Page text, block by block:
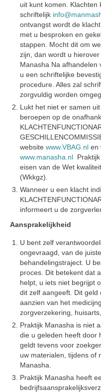
uit kunt komen. Klachten
schriftelijk
ontvangst wordt de
met u besproken en
stappen. Mocht dit om
zijn, dan wordt u
Manasha Na afhandelen
u een schriftelijke
procedure. Alles zal
zorgvuldig worden
Lukt het niet er samen
beroepen op de
website www.VBAG.nl en
www.manasha.nl
eisen van de Wet
(Wkkgz).
Wanneer u een klacht
informeert u de
Aansprakelijkheid
U bent zelf
ongevraagd, van de
behandelingstraject. U
proces. Dit betekent dat
helpt, u iets niet begrijpt
dit zelf aangeeft. Dit geld
aanzien van het
zorgverzekering,
Praktijk Manasha is niet
die u geleden heeft door
geldt tevens voor
uw materialen, tijdens of
Manasha.
Praktijk Manasha heeft